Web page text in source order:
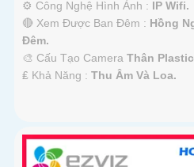
⚙ Công Nghệ Hình Ảnh : IP Wifi.
🔴 Xem Được Ban Đêm : Hồng
Ðêm.
🎨 Cấu Tạo Camera Thân
️₤ Khả Năng : Thu Âm Và Loa.